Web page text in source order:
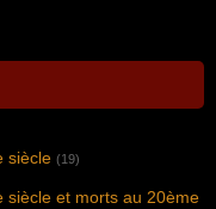
siècle (19)
siècle et morts au 20ème